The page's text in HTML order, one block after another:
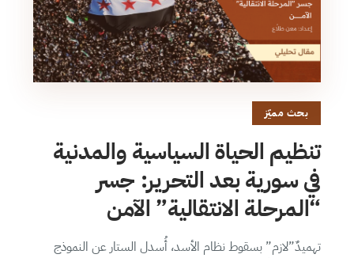
بحث مميّز
تنظيم الحياة السياسية والمدنية
في سورية بعد التحرير: جسر
“المرحلة الانتقالية” الآمن
تهميدٌ”لازم” بسقوط نظام الأسد، أُسدل الستار عن النموذج